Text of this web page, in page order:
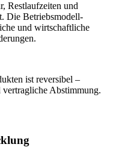
Restlaufzeiten und
Die Betriebsmodell-
und wirtschaftliche
ist reversibel –
Abstimmung.